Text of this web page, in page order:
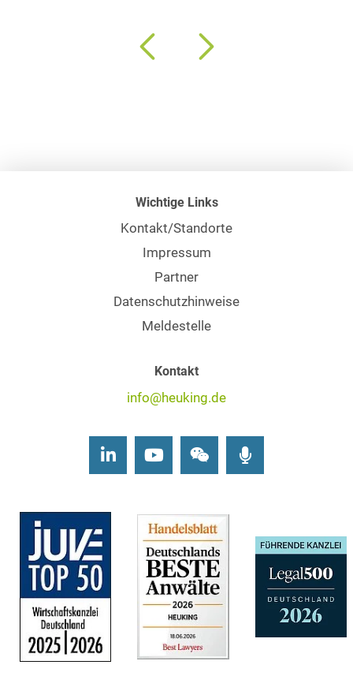
Wichtige Links
Kontakt/Standorte
Impressum
Partner
Datenschutzhinweise
Meldestelle
Kontakt
info@heuking.de
LinkedInYoutubeWechat